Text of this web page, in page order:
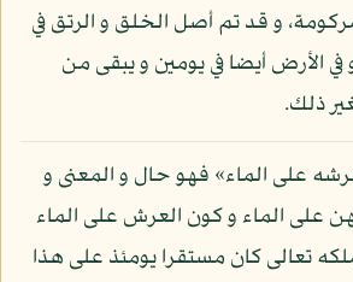
و قد تم أصل الخلق و الرتق في
في الأرض أيضا في يومين و يبقى من
ذلك.
على الماء» فهو حال و المعنى و
على الماء و كون العرش على الماء
تعالى كان مستقرا يومئذ على هذا